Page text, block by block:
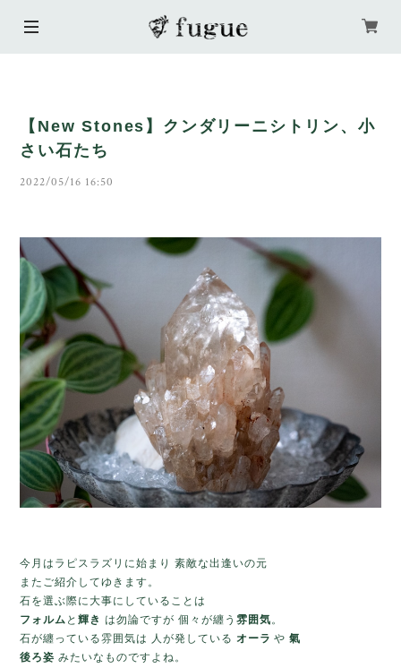
【New Stones】クンダリーニシトリン、小
さい石たち
2022/05/16 16:50
今月はラピスラズリに始まり 素敵な出逢いの元
またご紹介してゆきます。
石を選ぶ際に大事にしていることは
フォルム と輝き は勿論ですが 個々が纏う 雰囲気。
石が纏っている雰囲気は 人が発している オーラや氣
後ろ姿みたいなものですよね。